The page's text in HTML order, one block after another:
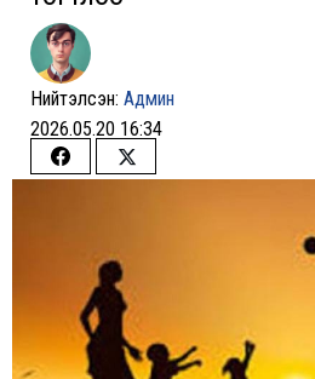
Нийтэлсэн: Админ
2026.05.20 16:34
Share
Share